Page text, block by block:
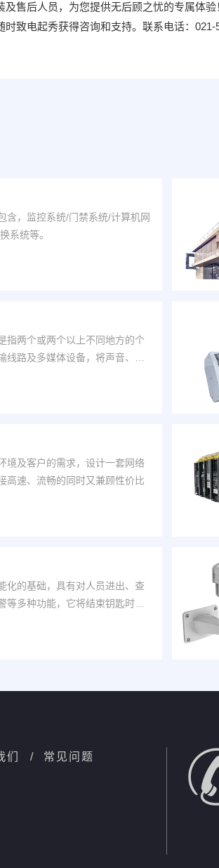
售后人员，为您提供无后顾之忧的专属体验
致电起秀获得咨询和支持。联系电话：021-
含，监控系统/门禁系统/计算机网
系统等。
指两个或两个以上不同地方的个
线路及多媒体设备，将声音、影
境及客户的需求，设计一套网络
高速、流畅的同时又兼顾性价比
化的基础，具有对人员进出、查
等多种功能，它将结束钥匙时
们 / 常见问题